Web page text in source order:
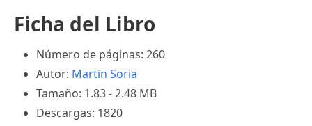
Ficha del Libro
Número de páginas: 260
Autor: Martin Soria
Tamaño: 1.83 - 2.48 MB
Descargas: 1820